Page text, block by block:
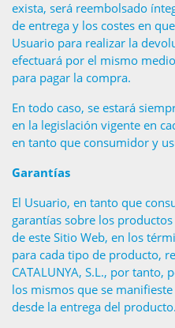
exista, será reembolsado
de entrega y los costes en
Usuario para realizar la
efectuará por el mismo
para pagar la compra.
En todo caso, se estará
en la legislación vigente en
en tanto que consumidor y
Garantías
El Usuario, en tanto que
garantías sobre los
de este Sitio Web, en los
para cada tipo de producto,
CATALUNYA, S.L., por
los mismos que se
desde la entrega del producto.